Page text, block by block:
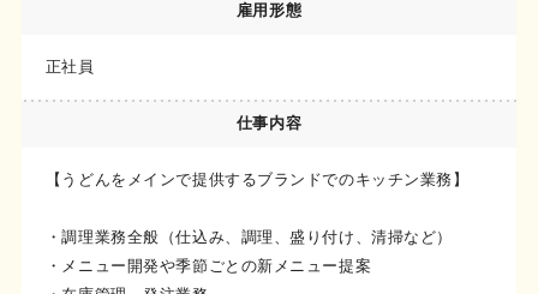
雇用形態
正社員
仕事内容
【うどんをメインで提供するブランドでのキッチン業務】
・調理業務全般（仕込み、調理、盛り付け、清掃など）
・メニュー開発や季節ごとの新メニュー提案